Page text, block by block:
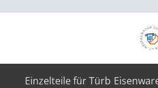
Einzelteile für Türbeschläge